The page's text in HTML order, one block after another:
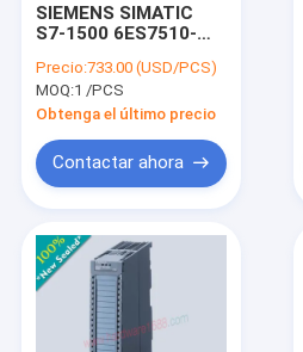
SIEMENS SIMATIC
S7-1500 6ES7510-
6ES75101DJ000AB0
Precio:733.00 (USD/PCS)
MOQ:1 /PCS
Obtenga el último precio
Contactar ahora